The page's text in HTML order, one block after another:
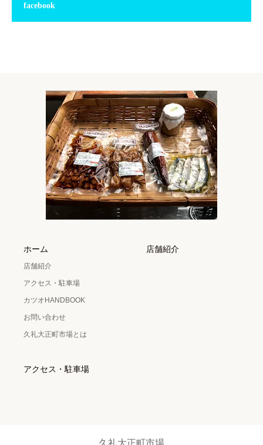
facebook
ホーム
店舗紹介
アクセス・駐車場
カツオHANDBOOK
お問い合わせ
久礼大正町市場とは
店舗紹介
アクセス・駐車場
久礼大正町市場